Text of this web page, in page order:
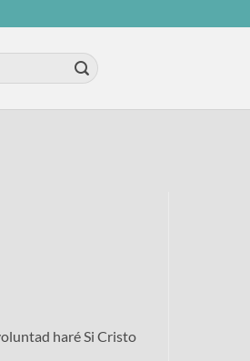
haré Si Cristo